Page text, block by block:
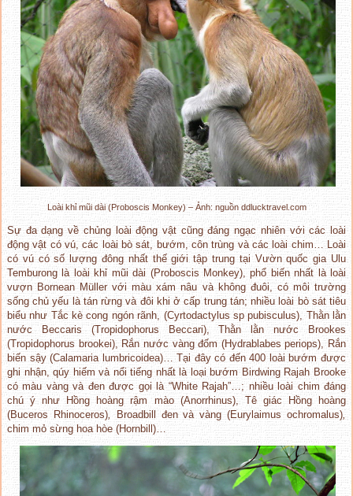
Loài khỉ mũi dài (Proboscis Monkey) – Ảnh: nguồn ddlucktravel.com
Sự đa dạng về chủng loài động vật cũng đáng ngạc nhiên với các loài
động vật có vú, các loài bò sát, bướm, côn trùng và các loài chim… Loài
có vú có số lượng đông nhất thế giới tập trung tại Vườn quốc gia Ulu
Temburong là loài khỉ mũi dài (Proboscis Monkey), phổ biến nhất là loài
vượn Bornean Müller với màu xám nâu và không đuôi, có môi trường
sống chủ yếu là tán rừng và đôi khi ở cấp trung tán; nhiều loài bò sát tiêu
biểu như Tắc kè cong ngón rãnh, (Cyrtodactylus sp pubisculus), Thằn lằn
nước Beccaris (Tropidophorus Beccari), Thằn lằn nước Brookes
(Tropidophorus brookei), Rắn nước vàng đốm (Hydrablabes periops), Rắn
biến sậy (Calamaria lumbricoidea)… Tại đây có đến 400 loài bướm được
ghi nhận, qúy hiếm và nổi tiếng nhất là loại bướm Birdwing Rajah Brooke
có màu vàng và đen được gọi là “White Rajah”…; nhiều loài chim đáng
chú ý như Hồng hoàng rậm mào (Anorrhinus), Tê giác Hồng hoàng
(Buceros Rhinoceros), Broadbill đen và vàng (Eurylaimus ochromalus)
chim mỏ sừng hoa hòe (Hornbill)…